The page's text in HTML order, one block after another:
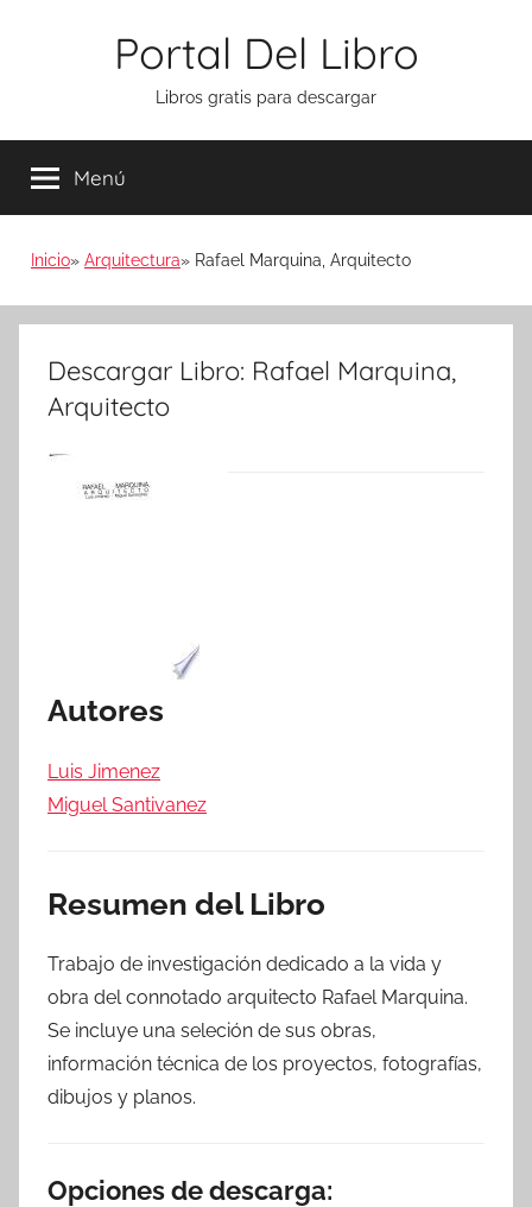
Portal Del Libro
Libros gratis para descargar
Menú
Inicio Arquitectura Rafael Marquina, Arquitecto
Descargar Libro: Rafael Marquina,
Arquitecto
Autores
Luis Jimenez
Miguel Santivanez
Resumen del Libro
Trabajo de investigación dedicado a la vida y
obra del connotado arquitecto Rafael Marquina.
Se incluye una seleción de sus obras,
información técnica de los proyectos, fotografías,
dibujos y planos.
Opciones de descarga: